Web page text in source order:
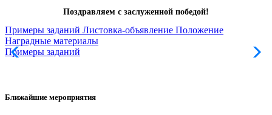
Поздравляем с заслуженной победой!
Примеры заданий Листовка-объявление Положение
Наградные материалы
Примеры заданий
Ближайшие мероприятия